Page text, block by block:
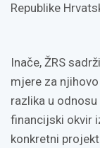
Republike
Inače, ŽRS
mjere za
razlika u
financijski okvir
konkretni